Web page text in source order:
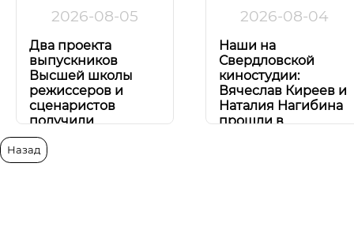
2026-08-05
Два проекта
выпускников
Высшей школы
режиссеров и
сценаристов
получили
поддержку Фонда
кино!
2026-08-04
Наши на
Свердловской
киностудии:
Вячеслав Киреев и
Наталия Нагибина
прошли в
Назад